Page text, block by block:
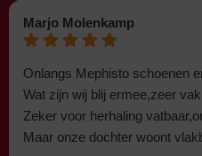
Marjo Molenkamp
Onlangs Mephisto schoenen
Wat zijn wij blij ermee,zeer
Zeker voor herhaling
Maar onze dochter woont